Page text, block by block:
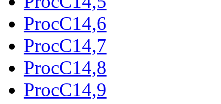
ProcC14,6
ProcC14,7
ProcC14,8
ProcC14,9